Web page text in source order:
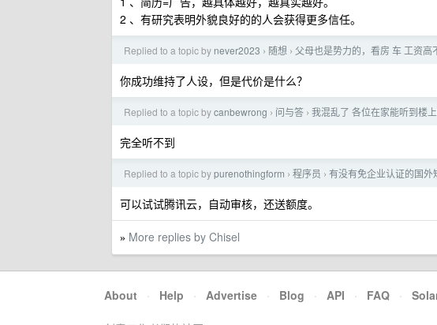
2 、有研究表明外貌良好的的人会获得更多信任。
Replied to a topic by never2023 › 随想 › 父母也是势力的，看房 车 工资高
你成功维持了人设，但是代价是什么？
Replied to a topic bycanbewrong › 问与答 › 我混乱了 各位在家能听到楼
完全听不到
Replied to a topic bypurenothingform › 程序员 › 有没有免企业认证的国外
可以试试腾讯云，自动审核，还送额度。
» More replies by Chisel
About · Help · Advertise · Blog · API · FAQ ·